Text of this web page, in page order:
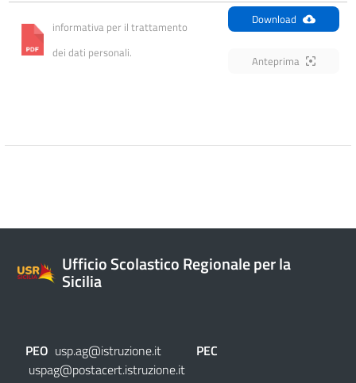
informativa per il trattamento
dei dati personali.
Download
Anteprima
Ufficio Scolastico Regionale per la
Sicilia
PEO usp.ag@istruzione.it
PEC
uspag@postacert.istruzione.it